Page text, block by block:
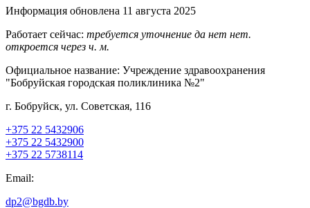
Информация обновлена 11 августа 2025
Работает сейчас: требуется уточнение да нет нет.
откроется через ч. м.
Официальное название: Учреждение здравоохранения
"Бобруйская городская поликлиника №2"
г. Бобруйск, ул. Советская, 116
+375 22 5432906
+375 22 5432900
+375 22 5738114
Email:
dp2@bgdb.by